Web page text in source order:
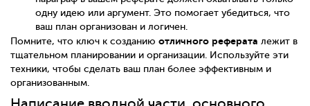
одну идею или аргумент. Это помогает убедиться, что
ваш план организован и логичен.
Помните, что ключ к созданию отличного реферата лежит в
тщательном планировании и организации. Используйте эти
техники, чтобы сделать ваш план более эффективным и
организованным.